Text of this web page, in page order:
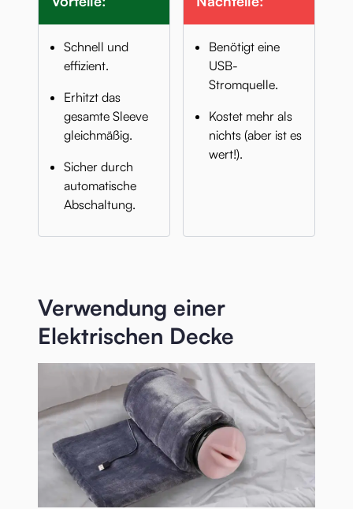
Schnell und
effizient.
Erhitzt das
gesamte Sleeve
gleichmäßig.
Sicher durch
automatische
Abschaltung.
Benötigt eine
USB-
Stromquelle.
Kostet mehr als
nichts (aber ist es
wert!).
Verwendung einer
Elektrischen Decke